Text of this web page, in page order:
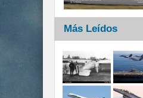
Más Leídos